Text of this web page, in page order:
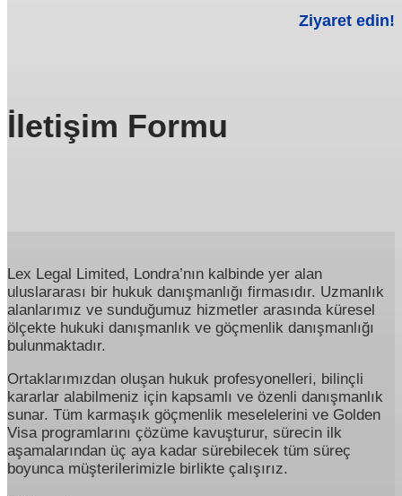
Ziyaret edin!
İletişim Formu
Lex Legal Limited, Londra’nın kalbinde yer alan
uluslararası bir hukuk danışmanlığı firmasıdır. Uzmanlık
alanlarımız ve sunduğumuz hizmetler arasında küresel
ölçekte hukuki danışmanlık ve göçmenlik danışmanlığı
bulunmaktadır.
Ortaklarımızdan oluşan hukuk profesyonelleri, bilinçli
kararlar alabilmeniz için kapsamlı ve özenli danışmanlık
sunar. Tüm karmaşık göçmenlik meselelerini ve Golden
Visa programlarını çözüme kavuşturur, sürecin ilk
aşamalarından üç aya kadar sürebilecek tüm süreç
boyunca müşterilerimizle birlikte çalışırız.